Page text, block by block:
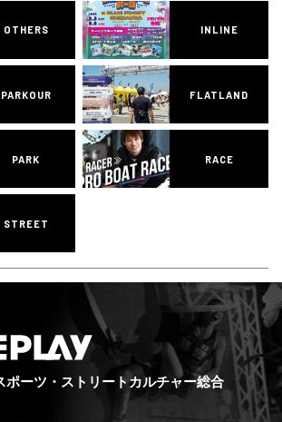
OTHERS INLINE
PARKOUR FLATLAND
PARK RACE
STREET
ポーツ・ストリートカルチャー総合